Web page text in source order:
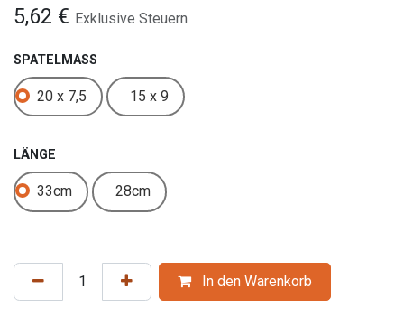
5,62 € Exklusive Steuern
SPATELMASS
20 x 7,5 15 x 9
LÄNGE
33cm 28cm
In den Warenkorb